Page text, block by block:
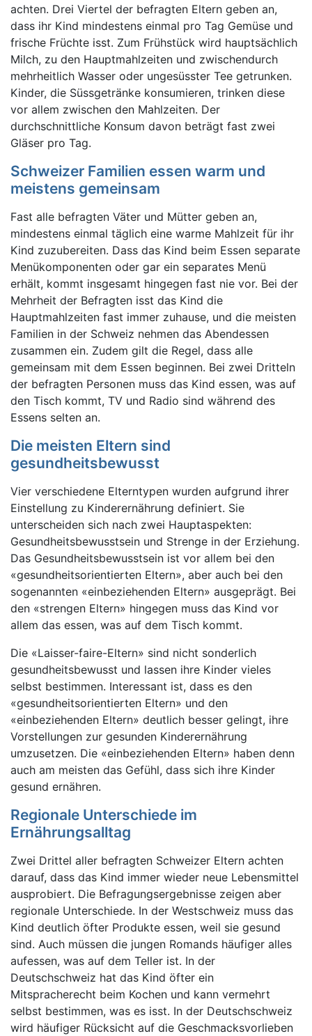
achten. Drei Viertel der befragten Eltern geben an,
dass ihr Kind mindestens einmal pro Tag Gemüse und
frische Früchte isst. Zum Frühstück wird hauptsächlich
Milch, zu den Hauptmahlzeiten und zwischendurch
mehrheitlich Wasser oder ungesüsster Tee getrunken.
Kinder, die Süssgetränke konsumieren, trinken diese
vor allem zwischen den Mahlzeiten. Der
durchschnittliche Konsum davon beträgt fast zwei
Gläser pro Tag.
Schweizer Familien essen warm und
meistens gemeinsam
Fast alle befragten Väter und Mütter geben an,
mindestens einmal täglich eine warme Mahlzeit für ihr
Kind zuzubereiten. Dass das Kind beim Essen separate
Menükomponenten oder gar ein separates Menü
erhält, kommt insgesamt hingegen fast nie vor. Bei der
Mehrheit der Befragten isst das Kind die
Hauptmahlzeiten fast immer zuhause, und die meisten
Familien in der Schweiz nehmen das Abendessen
zusammen ein. Zudem gilt die Regel, dass alle
gemeinsam mit dem Essen beginnen. Bei zwei Dritteln
der befragten Personen muss das Kind essen, was auf
den Tisch kommt, TV und Radio sind während des
Essens selten an.
Die meisten Eltern sind
gesundheitsbewusst
Vier verschiedene Elterntypen wurden aufgrund ihrer
Einstellung zu Kinderernährung definiert. Sie
unterscheiden sich nach zwei Hauptaspekten:
Gesundheitsbewusstsein und Strenge in der Erziehung.
Das Gesundheitsbewusstsein ist vor allem bei den
«gesundheitsorientierten Eltern», aber auch bei den
sogenannten «einbeziehenden Eltern» ausgeprägt. Bei
den «strengen Eltern» hingegen muss das Kind vor
allem das essen, was auf dem Tisch kommt.
Die «Laisser-faire-Eltern» sind nicht sonderlich
gesundheitsbewusst und lassen ihre Kinder vieles
selbst bestimmen. Interessant ist, dass es den
«gesundheitsorientierten Eltern» und den
«einbeziehenden Eltern» deutlich besser gelingt, ihre
Vorstellungen zur gesunden Kinderernährung
umzusetzen. Die «einbeziehenden Eltern» haben denn
auch am meisten das Gefühl, dass sich ihre Kinder
gesund ernähren.
Regionale Unterschiede im
Ernährungsalltag
Zwei Drittel aller befragten Schweizer Eltern achten
darauf, dass das Kind immer wieder neue Lebensmittel
ausprobiert. Die Befragungsergebnisse zeigen aber
regionale Unterschiede. In der Westschweiz muss das
Kind deutlich öfter Produkte essen, weil sie gesund
sind. Auch müssen die jungen Romands häufiger alles
aufessen, was auf dem Teller ist. In der
Deutschschweiz hat das Kind öfter ein
Mitspracherecht beim Kochen und kann vermehrt
selbst bestimmen, was es isst. In der Deutschschweiz
wird häufiger Rücksicht auf die Geschmacksvorlieben